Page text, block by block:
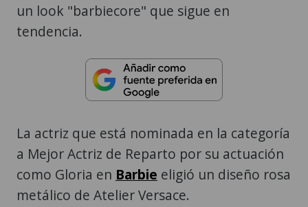
un look "barbiecore" que sigue en
tendencia.
La actriz que está nominada en la categoría
a Mejor Actriz de Reparto por su actuación
como Gloria en Barbie eligió un diseño rosa
metálico de Atelier Versace.